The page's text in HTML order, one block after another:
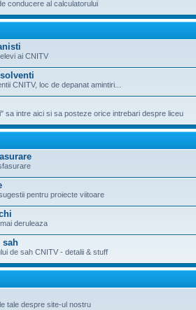
conducere al calculatorului
ai CNITV
CNITV, loc de depanat amintiri...
sa intre aici si sa posteze orice intrebari despre liceu
pentru proiecte viitoare
deruleaza
sah
de sah CNITV - detalii & stuff
tale despre site-ul nostru